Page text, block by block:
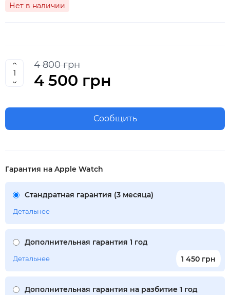
Нет в наличии
4 800 грн
4 500 грн
Сообщить
Гарантия на Apple Watch
Стандратная гарантия (3 месяца)
Детальнее
Дополнительная гарантия 1 год
1 450 грн
Детальнее
Дополнительная гарантия на разбитие 1 год